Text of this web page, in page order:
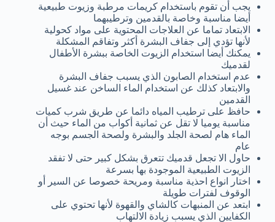
يجب أن تقوم باستخدام كريمات مرطبة وزيوت طبيعية
أيضا مناسبة وخاصة بالقدمين وترطيبهما
الابتعاد تماما عن العلاجات المحتوية على مواد كحولية
لأنها تؤدي إلى جفاف البشرة أكثر وتفاقم المشكلة
يمكنك أيضا استخدام الزيوت الخاصة ببشرة الأطفال
لقدميك
عدم استخدام الصابون الذي يسبب جفاف البشرة
والابتعاد كذلك عن استخدام الماء الساخن عند غسيل
القدمين
حافظ على ترطيب المياه دائما عن طريق شرب كميات
مناسبة يوميا لا تقل عن ثمانية أكواب من الماء حيث أن
الماء هام لصحة الجلد والبشرة ولصحة الجسم بوجه
عام
حاول الا تجعل قدميك تتعرق بشكل كبير حتى لا تفقد
الزيوت الطبيعية الموجودة بها بسرعة
اختار انواع احذية مناسبة ومريحة خصوصا عن السير أو
الوقوف لفترات طويلة
ابتعد عن المنبهات كالشاي والقهوة لأنها تحتوي على
الكفايين الذي يسبب زيادة الالتهاب